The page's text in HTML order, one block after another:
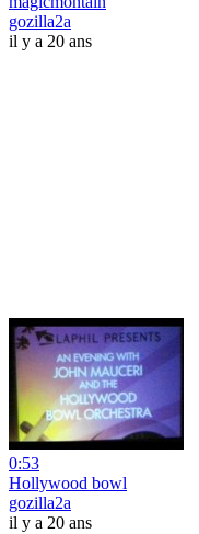
gozilla2a
il y a 20 ans
0:53
Hollywood bowl
gozilla2a
il y a 20 ans